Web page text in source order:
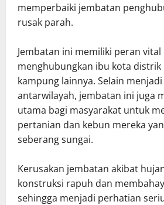
memperbaiki jembatan
rusak parah.
Jembatan ini memiliki peran vital
menghubungkan ibu kota distrik
kampung lainnya. Selain
antarwilayah, jembatan ini juga
utama bagi masyarakat untuk
pertanian dan kebun mereka
seberang sungai.
Kerusakan jembatan akibat
konstruksi rapuh dan
sehingga menjadi perhatian